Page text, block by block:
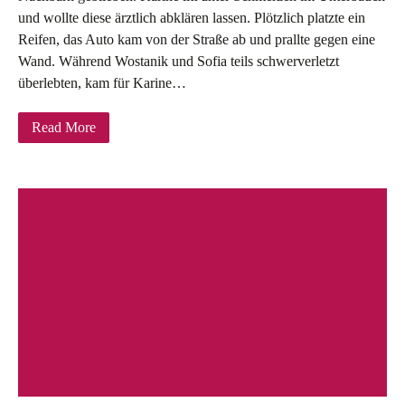
und wollte diese ärztlich abklären lassen. Plötzlich platzte ein
Reifen, das Auto kam von der Straße ab und prallte gegen eine
Wand. Während Wostanik und Sofia teils schwerverletzt
überlebten, kam für Karine…
Read More